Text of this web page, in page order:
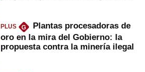
PLUS G
Plantas procesadoras de
oro en la mira del Gobierno: la
propuesta contra la minería ilegal